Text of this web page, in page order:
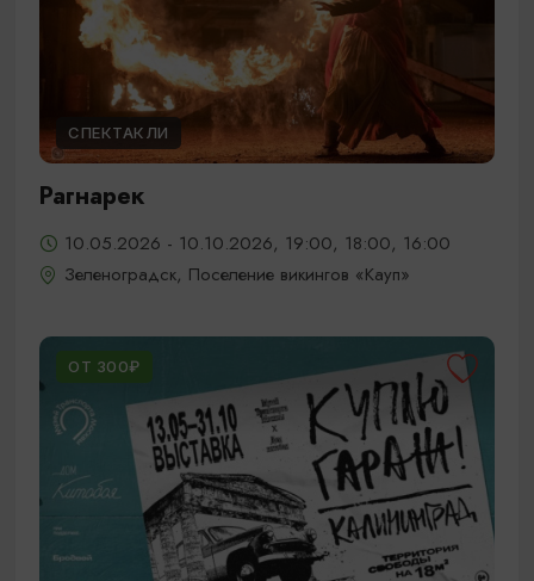
СПЕКТАКЛИ
Рагнарек
10.05.2026 - 10.10.2026, 19:00, 18:00, 16:00
Зеленоградск, Поселение викингов «Кауп»
ОТ 300₽